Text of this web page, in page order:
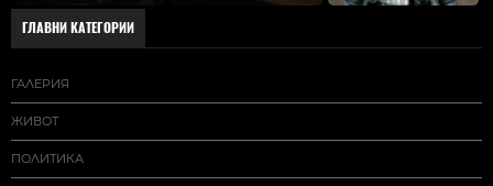
ГЛАВНИ КАТЕГОРИИ
ГАЛЕРИЯ
ЖИВОТ
ПОЛИТИКА